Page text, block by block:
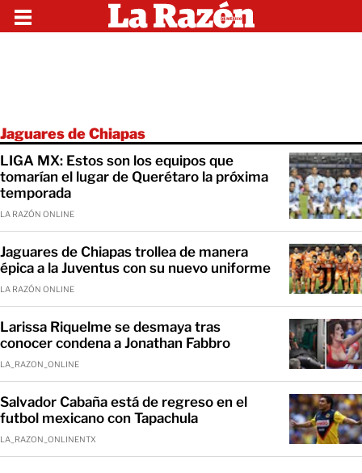
Jaguares de Chiapas
LIGA MX: Estos son los equipos que
tomarían el lugar de Querétaro la próxima
temporada
LA RAZÓN ONLINE
Jaguares de Chiapas trollea de manera
épica a la Juventus con su nuevo uniforme
LA RAZÓN ONLINE
Larissa Riquelme se desmaya tras
conocer condena a Jonathan Fabbro
LA_RAZON_ONLINE
Salvador Cabaña está de regreso en el
futbol mexicano con Tapachula
LA_RAZON_ONLINENTX